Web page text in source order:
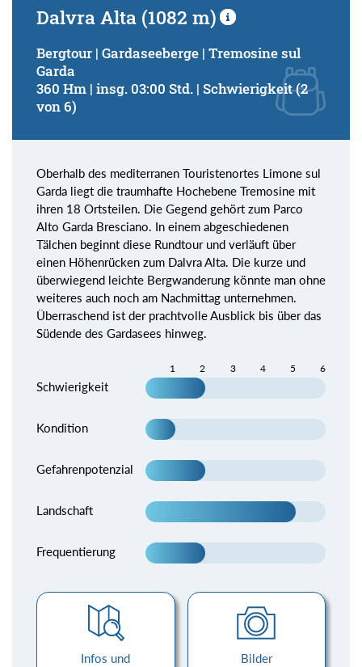
Dalvra Alta (1082 m)
Bergtour | Gardaseeberge | Tremosine sul
Garda
360 Hm | insg. 03:00 Std. | Schwierigkeit (2
von 6)
Oberhalb des mediterranen Touristenortes Limone sul
Garda liegt die traumhafte Hochebene Tremosine mit
ihren 18 Ortsteilen. Die Gegend gehört zum Parco
Alto Garda Bresciano. In einem abgeschiedenen
Tälchen beginnt diese Rundtour und verläuft über
einen Höhenrücken zum Dalvra Alta. Die kurze und
überwiegend leichte Bergwanderung könnte man ohne
weiteres auch noch am Nachmittag unternehmen.
Überraschend ist der prachtvolle Ausblick bis über das
Südende des Gardasees hinweg.
1 2 3 4 5 6
Schwierigkeit
Kondition
Gefahrenpotenzial
Landschaft
Frequentierung
Infos und
Bilder